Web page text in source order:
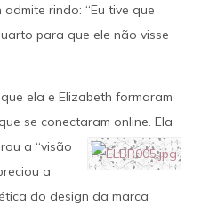
rindo: “Eu tive que
para que ele não visse
ela e Elizabeth formaram
se conectaram online. Ela
a “visão
a
do design da marca